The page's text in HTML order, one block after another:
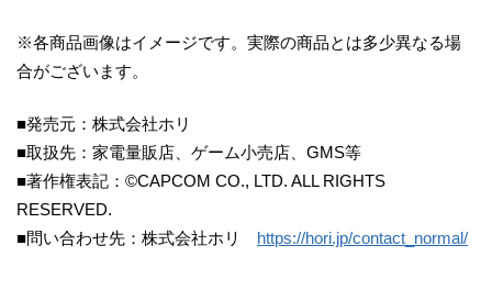
※各商品画像はイメージです。実際の商品とは多少異なる場
合がございます。
■発売元：株式会社ホリ
■取扱先：家電量販店、ゲーム小売店、GMS等
■著作権表記：©CAPCOM CO., LTD. ALL RIGHTS
RESERVED.
■問い合わせ先：株式会社ホリ https://hori.jp/contact_normal/